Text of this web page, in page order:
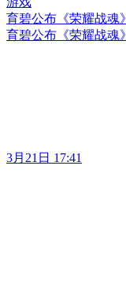
育碧公布《荣耀战魂
育碧公布《荣耀战魂
3月21日 17:41